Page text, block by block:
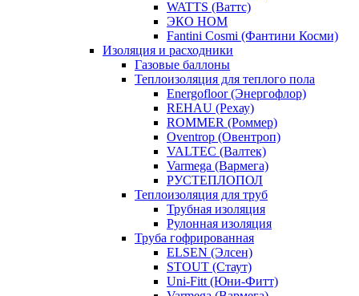
WATTS (Ваттс)
ЭКО НОМ
Fantini Cosmi (Фантини Косми)
Изоляция и расходники
Газовые баллоны
Теплоизоляция для теплого пола
Energofloor (Энергофлор)
REHAU (Рехау)
ROMMER (Роммер)
Oventrop (Овентроп)
VALTEC (Валтек)
Varmega (Вармега)
РУСТЕПЛОПОЛ
Теплоизоляция для труб
Трубная изоляция
Рулонная изоляция
Труба гофрированная
ELSEN (Элсен)
STOUT (Стаут)
Uni-Fitt (Юни-Фитт)